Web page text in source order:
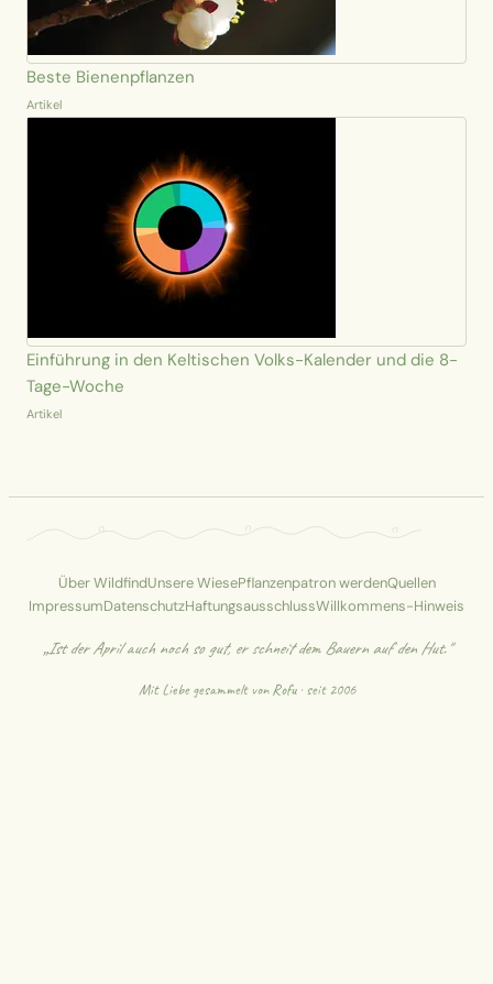
Beste Bienenpflanzen
Artikel
Einführung in den Keltischen Volks-Kalender und die 8-
Tage-Woche
Artikel
Über WildfindUnsere WiesePflanzenpatron werdenQuellen
ImpressumDatenschutzHaftungsausschlussWillkommens-Hinweis
„Ist der April auch noch so gut, er schneit dem Bauern auf den Hut."
Mit Liebe gesammelt vonRofu· seit 2006